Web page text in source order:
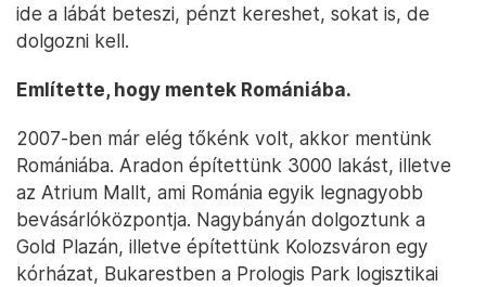
ide a lábát beteszi, pénzt kereshet, sokat is, de
dolgozni kell.
Említette, hogy mentek Romániába.
2007-ben már elég tőkénk volt, akkor mentünk
Romániába. Aradon építettünk 3000 lakást, illetve
az Atrium Mallt, ami Románia egyik legnagyobb
bevásárlóközpontja. Nagybányán dolgoztunk a
Gold Plazán, illetve építettünk Kolozsváron egy
kórházat, Bukarestben a Prologis Park logisztikai